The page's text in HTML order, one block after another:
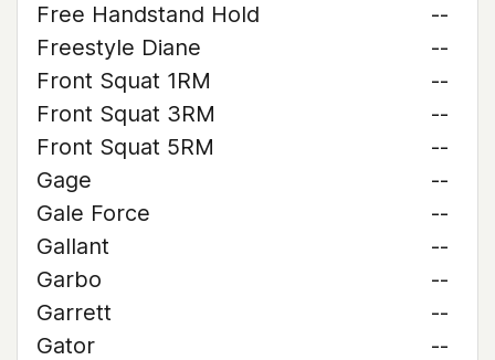
Free Handstand Hold
--
Freestyle Diane
--
Front Squat 1RM
--
Front Squat 3RM
--
Front Squat 5RM
--
Gage
--
Gale Force
--
Gallant
--
Garbo
--
Garrett
--
Gator
--